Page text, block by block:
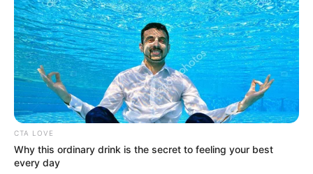
CTA LOVE
Why this ordinary drink is the secret to feeling your best
every day